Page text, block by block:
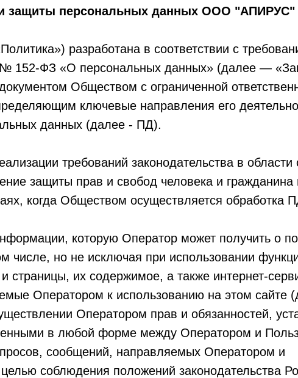
и защиты персональных данных ООО "АПИРУС"
разработана в соответствии с
№ 152-ФЗ «О персональных данных» (далее —
Обществом с ограниченной
ключевые направления его
данных (далее - ПД).
требований законодательства в области
защиты прав и свобод человека и гражданина
когда Обществом осуществляется обработка
которую Оператор может получить о
числе, но не исключая при использовании
их содержимое, а также интернет-
Оператором к использованию на этом сайте
Оператором прав и обязанностей,
в любой форме между Оператором и
сообщений, направляемых Оператором и
соблюдения положений законодательства